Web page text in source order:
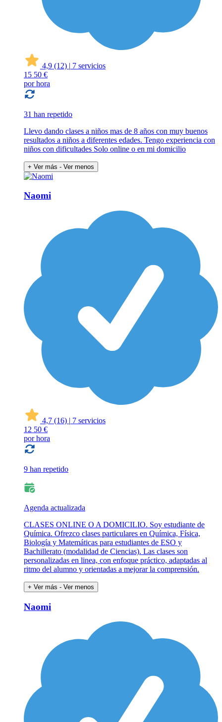
4,9 (12) | 7 servicios
15 50 €
por hora
31 han repetido
Llevo dando clases a niños mas de 8 años con muy buenos
resultados a niños a diferentes edades. Tengo experiencia con
niños con dificultades Solo online o en mi domicilio
+ Ver más - Ver menos
Naomi
4,7 (16) | 7 servicios
12 50 €
por hora
9 han repetido
Agenda actualizada
CLASES ONLINE O A DOMICILIO. Soy estudiante de
Química. Ofrezco clases particulares en Química, Física,
Biología y Matemáticas para estudiantes de ESO y
Bachillerato (modalidad de Ciencias). Las clases son
personalizadas en linea, con enfoque práctico, adaptadas al
ritmo del alumno y orientadas a mejorar la comprensión.
+ Ver más - Ver menos
Naomi